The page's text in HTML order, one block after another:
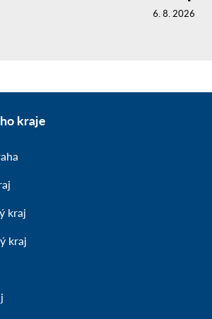
6. 8. 2026
kraje
kraj
kraj